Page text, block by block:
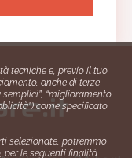
tecniche e, previo il tuo
anche di terze
“miglioramento
come specificato
selezionate, potremmo
le seguenti finalità